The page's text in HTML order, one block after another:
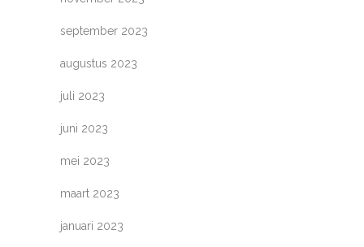
september 2023
augustus 2023
juli 2023
juni 2023
mei 2023
maart 2023
januari 2023